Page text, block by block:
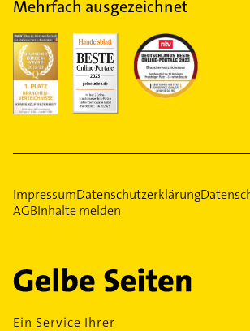
Mehrfach ausgezeichnet
ImpressumDatenschutzerklärung
AGBInhalte melden
Ein Service Ihrer